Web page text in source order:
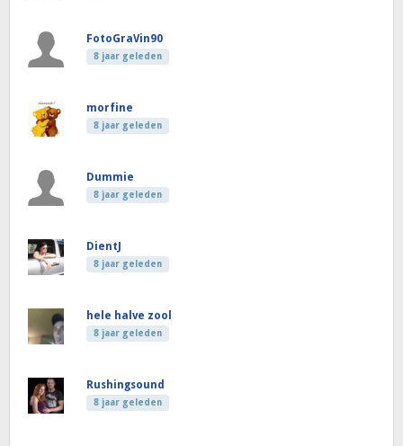
FotoGraVin90
8 jaar geleden
morfine
8 jaar geleden
Dummie
8 jaar geleden
DientJ
8 jaar geleden
hele halve zool
8 jaar geleden
Rushingsound
8 jaar geleden